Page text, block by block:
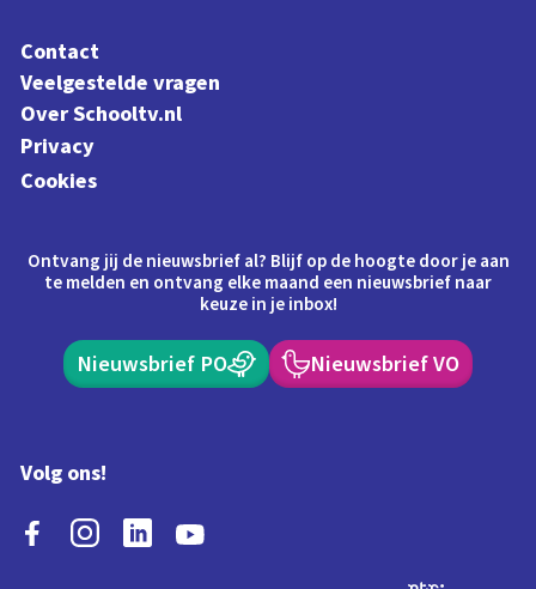
Contact
Veelgestelde vragen
Over Schooltv.nl
Privacy
Cookies
Ontvang jij de nieuwsbrief al? Blijf op de hoogte door je aan
te melden en ontvang elke maand een nieuwsbrief naar
keuze in je inbox!
Nieuwsbrief PO Nieuwsbrief VO
Volg ons!